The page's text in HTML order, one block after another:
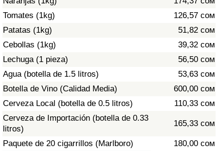
Tomates (1kg)
126,57 сом
Patatas (1kg)
51,82 сом
Cebollas (1kg)
39,32 сом
Lechuga (1 pieza)
56,50 сом
Agua (botella de 1.5 litros)
53,63 сом
Botella de Vino (Calidad Media)
600,00 сом
Cerveza Local (botella de 0.5 litros)
110,33 сом
Cerveza de Importación (botella de 0.33
litros)
165,33 сом
Paquete de 20 cigarrillos (Marlboro) 180,00 сом
Índice de Contaminación por País
Tráfico
Índice de Tráfico
Índice de Tráfico (Actual)
Índice de Tráfico por País